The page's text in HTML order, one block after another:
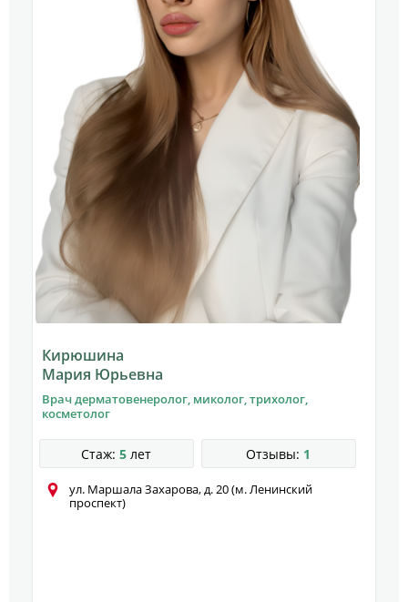
Кирюшина
Мария Юрьевна
Врач дерматовенеролог, миколог, трихолог,
косметолог
Стаж: 5 лет Отзывы: 1
ул. Маршала Захарова, д. 20 (м. Ленинский
проспект)